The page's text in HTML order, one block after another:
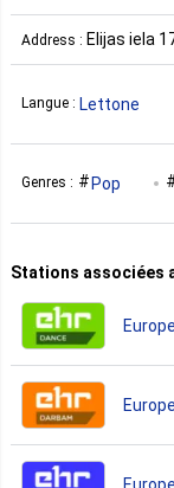
Address : Elijas iela
Langue : Lettone
Genres : Pop
Stations associées